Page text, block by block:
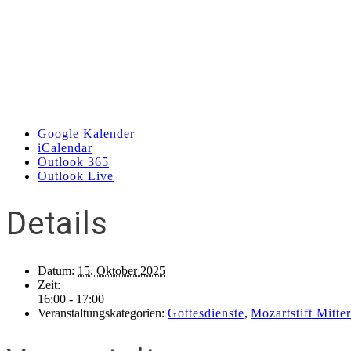
Google Kalender
iCalendar
Outlook 365
Outlook Live
Details
Datum: 15. Oktober 2025
Zeit:
16:00 - 17:00
Veranstaltungskategorien: Gottesdienste, Mozartstift